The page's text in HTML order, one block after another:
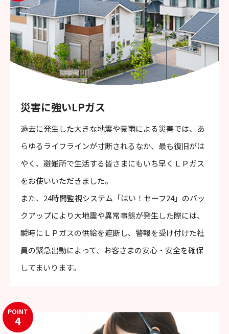
災害に強いLPガス
過去に発生した大きな地震や豪雨による災害では、あ
らゆるライフラインが寸断されるなか、最も復旧がは
やく、避難所で生活する皆さまにもいち早くＬＰガス
をお使いいただきました。
また、24時間監視システム「はい！セーフ24」のバッ
クアップにより大地震や異常事態が発生した際には、
瞬時にＬＰガスの供給を遮断し、警報を受け付けた社
員の緊急出動によって、お客さまの安心・安全を確保
してまいります。
POINT
4